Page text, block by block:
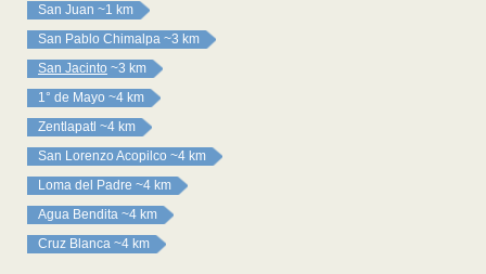
San Juan ~1 km
San Pablo Chimalpa ~3 km
San Jacinto ~3 km
1° de Mayo ~4 km
Zentlapatl ~4 km
San Lorenzo Acopilco ~4 km
Loma del Padre ~4 km
Agua Bendita ~4 km
Cruz Blanca ~4 km